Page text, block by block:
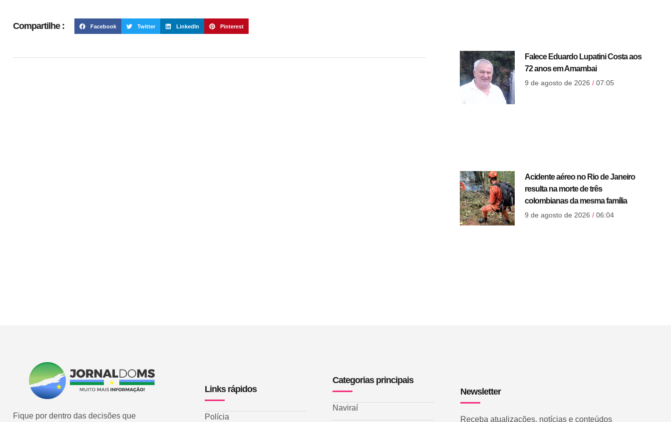
Compartilhe : Facebook Twitter LinkedIn Pinterest
Falece Eduardo Lupatini Costa aos
72 anos em Amambai
9 de agosto de 2026 07:05
Acidente aéreo no Rio de Janeiro
resulta na morte de três
colombianas da mesma família
9 de agosto de 2026 06:04
Fique por dentro das decisões que
Links rápidos
Polícia
Categorias principais
Naviraí
Newsletter
Receba atualizações, notícias e conteúdos